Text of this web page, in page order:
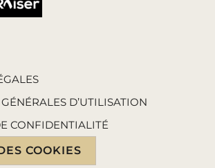
D’UTILISATION
CONFIDENTIALITÉ
COOKIES